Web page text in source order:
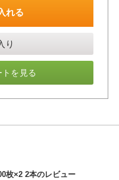
れる
り
を見る
枚×2 2本のレビュー